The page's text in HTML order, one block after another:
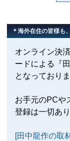
＊海外在住の皆様も
オンライン決
ードによる『
となっておりま
お手元のPCや
登録は一切あ
[田中龍作の取